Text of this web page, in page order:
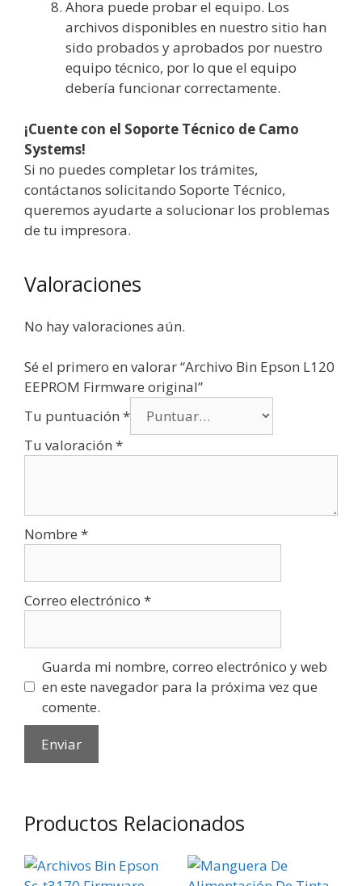
Ahora puede probar el equipo. Los
archivos disponibles en nuestro sitio han
sido probados y aprobados por nuestro
equipo técnico, por lo que el equipo
debería funcionar correctamente.
¡Cuente con el Soporte Técnico de Camo
Systems!
Si no puedes completar los trámites,
contáctanos solicitando Soporte Técnico,
queremos ayudarte a solucionar los problemas
de tu impresora.
Valoraciones
No hay valoraciones aún.
Sé el primero en valorar “Archivo Bin Epson L120
EEPROM Firmware original”
Tu puntuación *
Tu valoración *
Nombre *
Correo electrónico *
Guarda mi nombre, correo electrónico y web
en este navegador para la próxima vez que
comente.
Productos Relacionados